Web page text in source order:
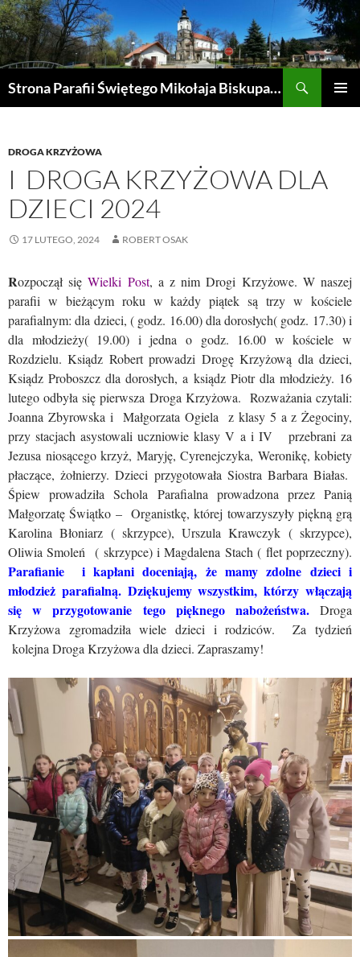
Przejdź
do
treści
Strona Parafii Świętego Mikołaja Biskupa w Żegocinie
DROGA KRZYŻOWA
I DROGA KRZYŻOWA DLA
DZIECI 2024
17 LUTEGO, 2024 ROBERT OSAK
Rozpoczął sięWielki Post, a z nim Drogi Krzyżowe. W naszej
parafii w bieżącym roku w każdy piątek są trzy w kościele
parafialnym: dla dzieci, ( godz. 16.00) dla dorosłych( godz. 17.30) i
dla młodzieży( 19.00) i jedna o godz. 16.00 w kościele w
Rozdzielu. Ksiądz Robert prowadzi Drogę Krzyżową dla dzieci,
Ksiądz Proboszcz dla dorosłych, a ksiądz Piotr dla młodzieży. 16
lutego odbyła się pierwsza Droga Krzyżowa. Rozważania czytali:
Joanna Zbyrowska i Małgorzata Ogiela z klasy 5 a z Żegociny,
przy stacjach asystowali uczniowie klasy V a i IV przebrani za
Jezusa niosącego krzyż, Maryję, Cyrenejczyka, Weronikę, kobiety
płaczące, żołnierzy. Dzieci przygotowała Siostra Barbara Białas.
Śpiew prowadziła Schola Parafialna prowadzona przez Panią
Małgorzatę Świątko – Organistkę, której towarzyszyły piękną grą
Karolina Błoniarz ( skrzypce), Urszula Krawczyk ( skrzypce),
Oliwia Smoleń ( skrzypce) i Magdalena Stach ( flet poprzeczny).
Parafianie i kapłani doceniają, że mamy zdolne dzieci i
młodzież parafialną. Dziękujemy wszystkim, którzy włączają
się w przygotowanie tego pięknego nabożeństwa.
Droga
Krzyżowa zgromadziła wiele dzieci i rodziców. Za tydzień
kolejna Droga Krzyżowa dla dzieci. Zapraszamy!